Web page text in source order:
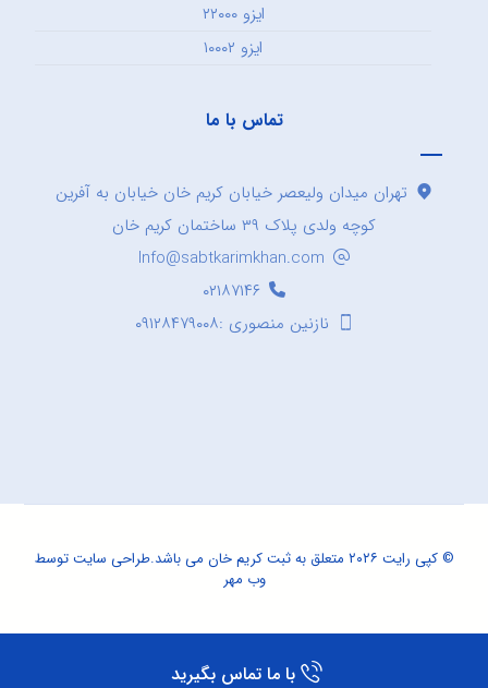
ایزو ۲۲۰۰۰
ایزو ۱۰۰۰۲
تماس با ما
تهران میدان ولیعصر خیابان کریم خان خیابان به آفرین
کوچه ولدی پلاک ۳۹ ساختمان کریم خان
Info@sabtkarimkhan.com
۰۲۱۸۷۱۴۶
نازنین منصوری :۰۹۱۲۸۴۷۹۰۰۸
© کپی رایت ۲۰۲۶ متعلق به ثبت کریم خان می باشد. طراحی سایتتوسط
وب مهر
با ما تماس بگیرید